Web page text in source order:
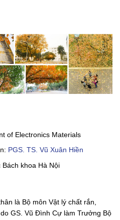
of Electronics Materials
PGS. TS. Vũ Xuân Hiền
khoa Hà Nội
là Bộ môn Vật lý chất rắn,
GS. Vũ Đình Cự làm Trưởng Bộ